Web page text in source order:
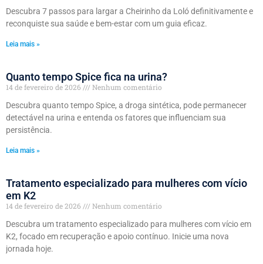
Descubra 7 passos para largar a Cheirinho da Loló definitivamente e
reconquiste sua saúde e bem-estar com um guia eficaz.
Leia mais »
Quanto tempo Spice fica na urina?
14 de fevereiro de 2026
Nenhum comentário
Descubra quanto tempo Spice, a droga sintética, pode permanecer
detectável na urina e entenda os fatores que influenciam sua
persistência.
Leia mais »
Tratamento especializado para mulheres com vício
em K2
14 de fevereiro de 2026
Nenhum comentário
Descubra um tratamento especializado para mulheres com vício em
K2, focado em recuperação e apoio contínuo. Inicie uma nova
jornada hoje.